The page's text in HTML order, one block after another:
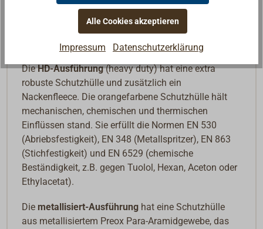
Regel 112-201) zugelassen.
Für Erwachsene ab 150 cm Körpergröße mit einem
Körpergewicht von 50 bis 120 kg.
DieHD-Ausführung(heavy duty) hat eine extra
robuste Schutzhülle und zusätzlich ein
Nackenfleece. Die orangefarbene Schutzhülle hält
mechanischen, chemischen und thermischen
Einflüssen stand. Sie erfüllt die Normen EN 530
(Abriebsfestigkeit), EN 348 (Metallspritzer), EN 863
(Stichfestigkeit) und EN 6529 (chemische
Beständigkeit, z.B. gegen Tuolol, Hexan, Aceton oder
Ethylacetat).
Die metallisiert-Ausführung hat eine Schutzhülle
aus metallisiertem Preox Para-Aramidgewebe, das
Alle Cookies akzeptieren
Impressum Datenschutzerklärung